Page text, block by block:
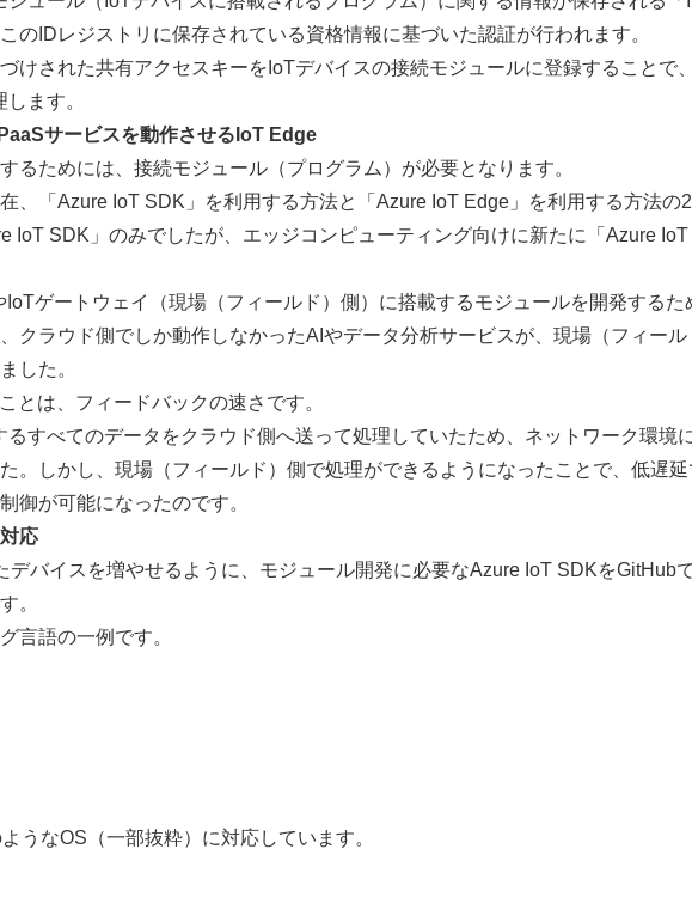
のIDレジストリに保存されている資格情報に基づいた認証が行われます。
けされた共有アクセスキーをIoTデバイスの接続モジュールに登録することで
ます。
サービスを動作させるIoT Edge
るためには、接続モジュール（プログラム）が必要となります。
、「Azure IoT SDK」を利用する方法と「Azure IoT Edge」を利用する方法の
IoT SDK」のみでしたが、エッジコンピューティング向けに新たに「Azure IoT
ゲートウェイ（現場（フィールド）側）に搭載するモジュールを開発するた
クラウド側でしか動作しなかったAIやデータ分析サービスが、現場（フィール
した。
とは、フィードバックの速さです。
すべてのデータをクラウド側へ送って処理していたため、ネットワーク環境
。しかし、現場（フィールド）側で処理ができるようになったことで、低遅延
御が可能になったのです。
応
デバイスを増やせるように、モジュール開発に必要なAzure IoT SDKをGitHub
。
言語の一例です。
うなOS（一部抜粋）に対応しています。